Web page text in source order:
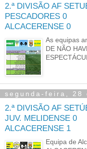
2.ª DIVISÃO AF
PESCADORES 0
ALCACERENSE 0
As equipas
DE NÃO
segunda-feira, 28
2.ª DIVISÃO AF
JUV. MELIDENSE 0
ALCACERENSE 1
Equipa de